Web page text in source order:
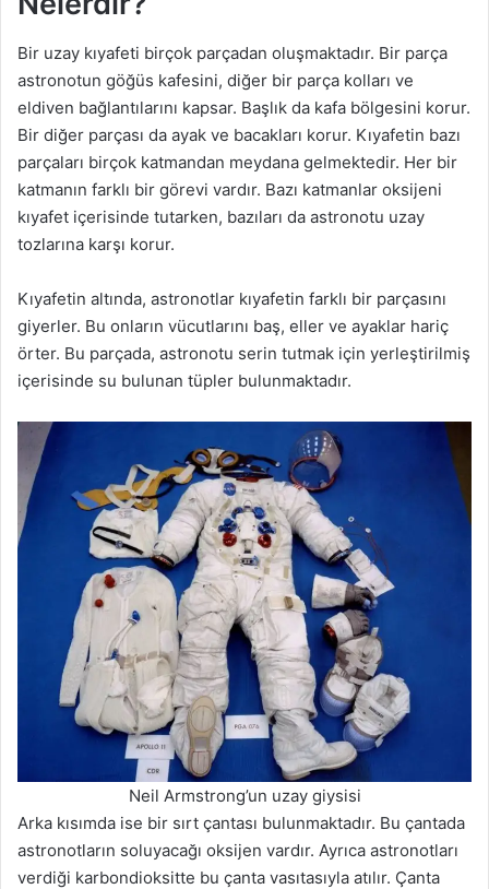
Bir uzay kıyafeti birçok parçadan oluşmaktadır. Bir parça
astronotun göğüs kafesini, diğer bir parça kolları ve
eldiven bağlantılarını kapsar. Başlık da kafa bölgesini korur.
Bir diğer parçası da ayak ve bacakları korur. Kıyafetin bazı
parçaları birçok katmandan meydana gelmektedir. Her bir
katmanın farklı bir görevi vardır. Bazı katmanlar oksijeni
kıyafet içerisinde tutarken, bazıları da astronotu uzay
tozlarına karşı korur.
Kıyafetin altında, astronotlar kıyafetin farklı bir parçasını
giyerler. Bu onların vücutlarını baş, eller ve ayaklar hariç
örter. Bu parçada, astronotu serin tutmak için yerleştirilmiş
içerisinde su bulunan tüpler bulunmaktadır.
Neil Armstrong’un uzay giysisi
Arka kısımda ise bir sırt çantası bulunmaktadır. Bu çantada
astronotların soluyacağı oksijen vardır. Ayrıca astronotları
verdiği karbondioksitte bu çanta vasıtasıyla atılır. Çanta